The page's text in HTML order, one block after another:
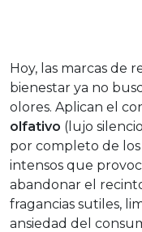
Hoy, las marcas de
bienestar ya no
olores. Aplican el
olfativo (lujo
por completo de
intensos que
abandonar el
fragancias sutiles,
ansiedad del